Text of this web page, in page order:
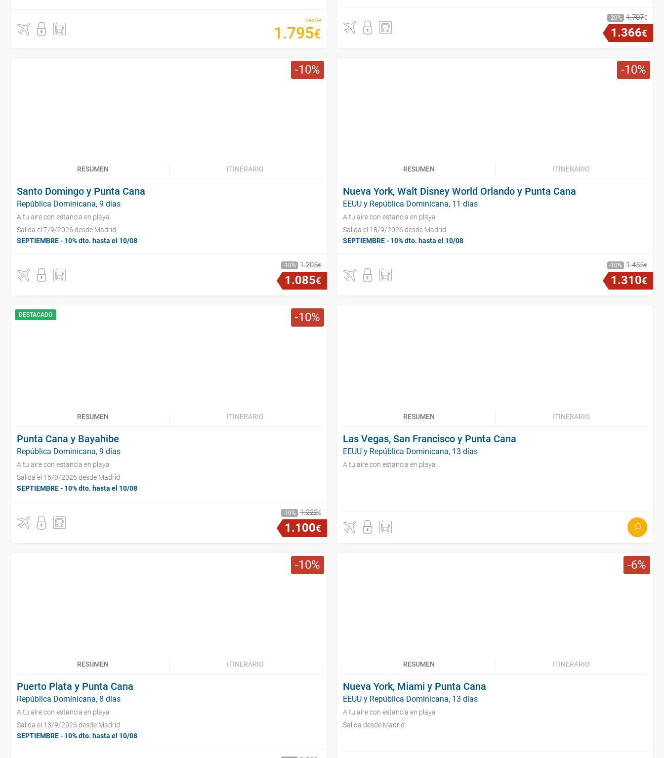
desde
1 .795€
20 1.707€
1.366€
10
RESUMEN ITINERARIO
Santo Domingo y Punta Cana
República Dominicana, 9 días
A tu aire con estancia en playa
Salida el 7/9/2026 desde Madrid
SEPTIEMBRE - 10% dto. hasta el 10/08
10 1.205€
1.085€
10
RESUMEN ITINERARIO
Nueva York, Walt Disney World Orlando y Punta Cana
EEUU y República Dominicana, 11 días
A tu aire con estancia en playa
Salida el 18/9/2026 desde Madrid
SEPTIEMBRE - 10% dto. hasta el 10/08
10 1.455€
1.310€
10
DESTACADO
RESUMEN ITINERARIO
Punta Cana y Bayahibe
República Dominicana, 9 días
A tu aire con estancia en playa
Salida el 16/9/2026 desde Madrid
SEPTIEMBRE - 10% dto. hasta el 10/08
10 1.222€
1.100€
RESUMEN ITINERARIO
Las Vegas, San Francisco y Punta Cana
EEUU y República Dominicana, 13 días
A tu aire con estancia en playa
10
RESUMEN ITINERARIO
Puerto Plata y Punta Cana
República Dominicana, 8 días
A tu aire con estancia en playa
Salida el 13/9/2026 desde Madrid
SEPTIEMBRE - 10% dto. hasta el 10/08
6
RESUMEN ITINERARIO
Nueva York, Miami y Punta Cana
EEUU y República Dominicana, 13 días
A tu aire con estancia en playa
Salida desde Madrid